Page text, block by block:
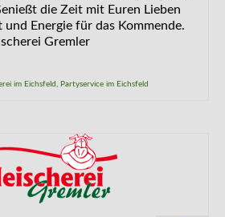
die Zeit mit Euren Lieben
Energie für das Kommende.
Gremler
im Eichsfeld, Partyservice im Eichsfeld